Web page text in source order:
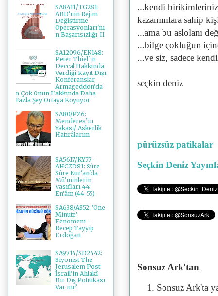
...kendi
kazanımlara sahip
...ama bu aslolanı
...bilge çokluğun
...ve siz, sadece
seçkin deniz
pürüzsüz patikalar
Seçkin Deniz
Sonsuz Ark'tan
Sonsuz Ark'ta
SA8411/TG281:
ABD'nin Rejim
Değiştirme
Operasyonları'nı
n Başarısızlığı-II
SA12096/EK148:
Peter Thiel'in
Deccal Hakkında
Verdiği Kayıt Dışı
Konferanslar,
Armageddon'da
n Çok Onun Hakkında Daha
Fazla Şey Ortaya Koyuyor
SA80/PZ6:
Menderes’in
Yakası/ Askerlik
Hatırâlarım
SA5617/KY57-
AHCZD81: Sûre
Sûre Kur'an'da
Mü'minlerin
Vasıfları 44:
En'âm (44-55)
SA638/AS52: 'One
Minute'
Fenomeni -
Recep Tayyip
Erdoğan
SA9714/SD2442:
Siyonist The
Jerusalem Post:
İsrail'in Ahlakî
Bir Dış Politikası
Var mı?